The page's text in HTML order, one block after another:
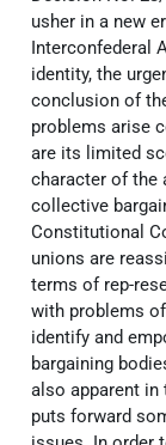
usher in a new
Interconfederal
identity, the
conclusion of
problems arise
are its limited
character of the
collective
Constitutional
unions are
terms of rep-
with problems
identify and
bargaining
also apparent
puts forward